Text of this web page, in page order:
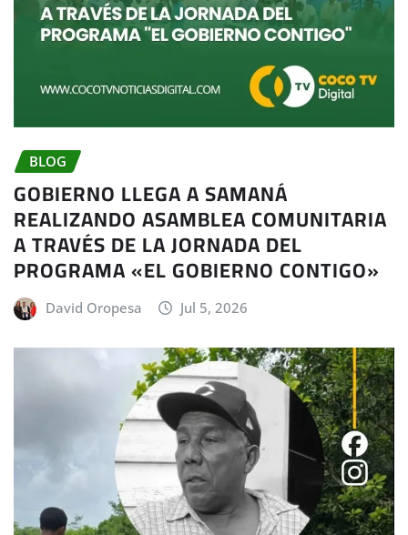
BLOG
GOBIERNO LLEGA A SAMANÁ
REALIZANDO ASAMBLEA COMUNITARIA
A TRAVÉS DE LA JORNADA DEL
PROGRAMA «EL GOBIERNO CONTIGO»
David Oropesa Jul 5, 2026